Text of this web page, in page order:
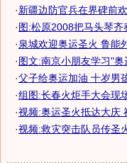
·新疆边防官兵在界碑前
·图:松原2008把马头琴齐
·泉城欢迎奥运圣火 鲁能
·图文:南京小朋友学习"
·父子给奥运加油 十岁男
·组图:长春火炬手大会现
·视频:奥运圣火抵达大庆
·视频:救灾突击队员传圣